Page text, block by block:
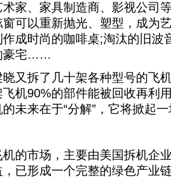
家、家具制造商、影视公司
可以重新抛光、塑型，成为
成时尚的咖啡桌;淘汰的旧波
豪宅……
拆了几十架各种型号的飞
机90%的部件能被回收再利
未来在于“分解”，它将掀起
市场，主要由美国拆机企
已形成一个完整的绿色产业